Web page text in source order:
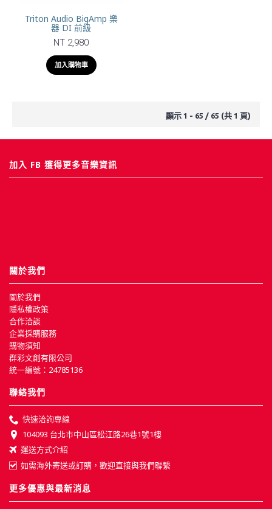
Triton Audio BigAmp 樂
器 DI 前級
NT 2,980
加入購物車
顯示 1 - 65 / 65 (共 1 頁)
加入 FB 獲得更多音樂資訊
關於我們
關於我們
隱私權政策
合作洽談
企業採購服務
購物須知
群彩文創有限公司
統一編號：24785136
聯絡我們
快速洽詢專線
104093 台北市中山區松江路26巷1號1樓
運送方式介紹
如需海外寄送或訂購，歡迎直接與我們聯繫
更多優惠與最新消息